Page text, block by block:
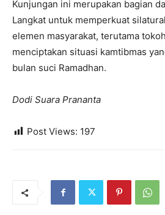
Kunjungan ini merupakan bagian
Langkat untuk memperkuat
elemen masyarakat, terutama
menciptakan situasi kamtibmas
bulan suci Ramadhan.
Dodi Suara Prananta
Post Views: 197